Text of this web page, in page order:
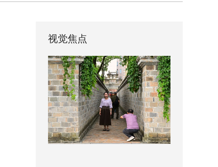
视觉焦点